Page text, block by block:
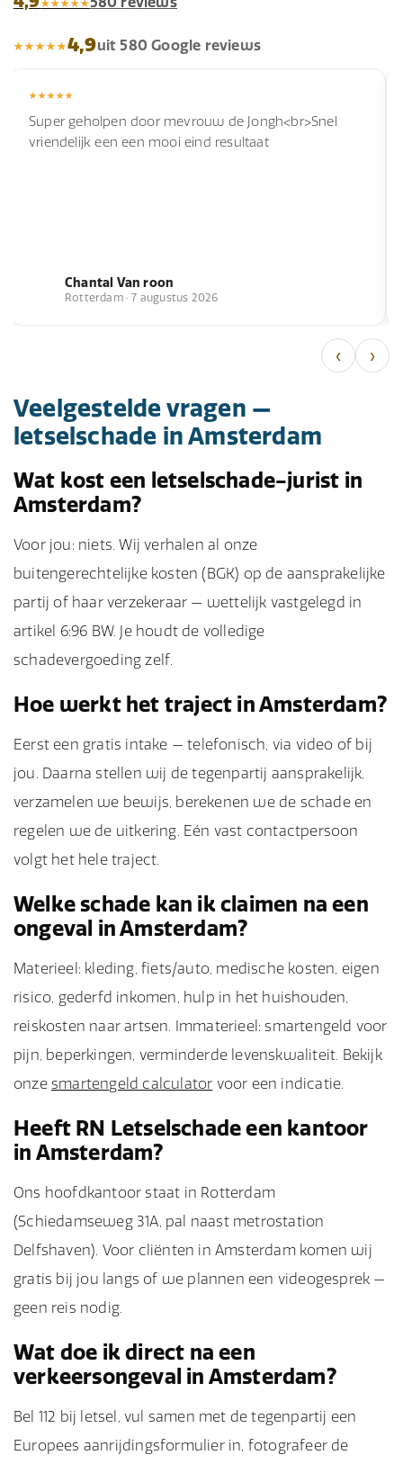
4,9uit 580 Google reviews
Super geholpen door mevrouw de Jongh<br>Snel
vriendelijk een een mooi eind resultaat
Chantal Van roon
Rotterdam · 7 augustus 2026
‹ ›
Veelgestelde vragen —
letselschade in Amsterdam
Wat kost een letselschade-jurist in
Amsterdam?
Voor jou: niets. Wij verhalen al onze
buitengerechtelijke kosten (BGK) op de aansprakelijke
partij of haar verzekeraar — wettelijk vastgelegd in
artikel 6:96 BW. Je houdt de volledige
schadevergoeding zelf.
Hoe werkt het traject in Amsterdam?
Eerst een gratis intake — telefonisch, via video of bij
jou. Daarna stellen wij de tegenpartij aansprakelijk,
verzamelen we bewijs, berekenen we de schade en
regelen we de uitkering. Eén vast contactpersoon
volgt het hele traject.
Welke schade kan ik claimen na een
ongeval in Amsterdam?
Materieel: kleding, fiets/auto, medische kosten, eigen
risico, gederfd inkomen, hulp in het huishouden,
reiskosten naar artsen. Immaterieel: smartengeld voor
pijn, beperkingen, verminderde levenskwaliteit. Bekijk
onze smartengeld calculator voor een indicatie.
Heeft RN Letselschade een kantoor
in Amsterdam?
Ons hoofdkantoor staat in Rotterdam
(Schiedamseweg 31A, pal naast metrostation
Delfshaven). Voor cliënten in Amsterdam komen wij
gratis bij jou langs of we plannen een videogesprek —
geen reis nodig.
Wat doe ik direct na een
verkeersongeval in Amsterdam?
Bel 112 bij letsel, vul samen met de tegenpartij een
Europees aanrijdingsformulier in, fotografeer de